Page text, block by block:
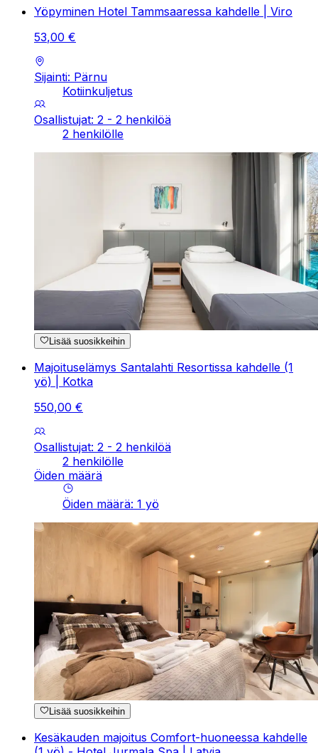
Yöpyminen Hotel Tammsaaressa kahdelle | Viro
53,00 €
Sijainti: Pärnu
Kotiinkuljetus
Osallistujat: 2 - 2 henkilöä
2 henkilölle
Lisää suosikkeihin
Majoituselämys Santalahti Resortissa kahdelle (1
yö) | Kotka
550,00 €
Osallistujat: 2 - 2 henkilöä
2 henkilölle
Öiden määrä
Öiden määrä: 1 yö
Lisää suosikkeihin
Kesäkauden majoitus Comfort-huoneessa kahdelle